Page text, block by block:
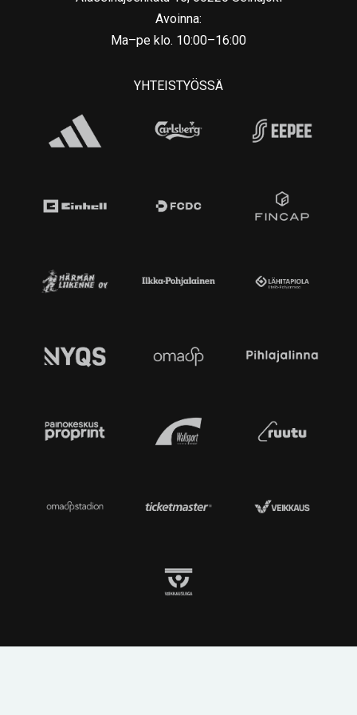
Avoinna:
Ma–pe klo. 10:00–16:00
YHTEISTYÖSSÄ